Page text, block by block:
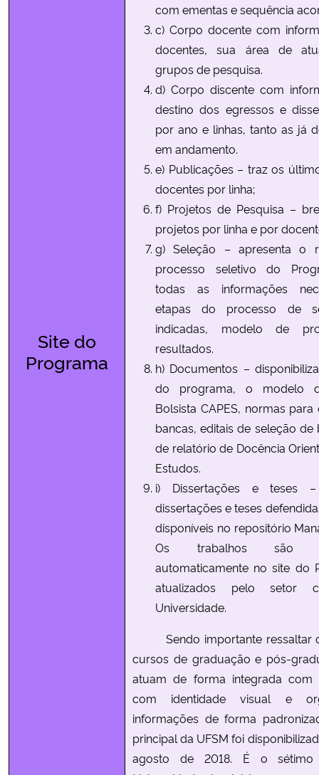
Site do
Programa
com ementas e sequência
c) Corpo docente com
docentes, sua área de
grupos de pesquisa.
d) Corpo discente com
destino dos egressos e
por ano e linhas, tanto as já
em andamento.
e) Publicações – traz os
docentes por linha;
f) Projetos de Pesquisa –
projetos por linha e por
g) Seleção – apresenta o
processo seletivo do
todas as informações
etapas do processo de
indicadas, modelo de
resultados.
h) Documentos –
do programa, o modelo
Bolsista CAPES, normas
bancas, editais de seleção
de relatório de Docência
Estudos.
i) Dissertações e teses
dissertações e teses
disponíveis no repositório
Os trabalhos são
automaticamente no site do
atualizados pelo setor
Universidade.
Sendo importante ressaltar
cursos de graduação e pós-
atuam de forma integrada com
com identidade visual e
informações de forma
principal da UFSM foi
agosto de 2018. É o